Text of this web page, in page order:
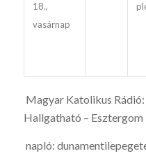
18.,
vasárnap
Magyar Katolikus
Hallgatható –
napló: